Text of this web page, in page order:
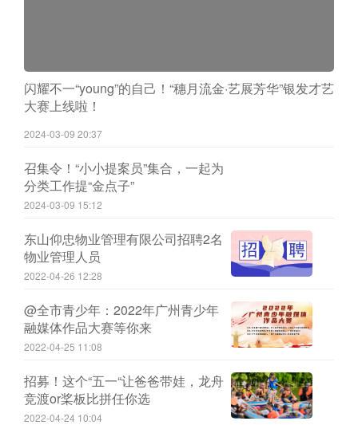
闪耀不一“young”的自己！“穗月流金·艺展芳华”银发才艺
大赛上线啦！
2024-03-09 20:37
召集令！“小小提案员”集合，一起为
分类工作提“金点子”
2024-03-09 15:12
东山仰忠物业管理有限公司招聘2名
物业管理人员
2022-04-26 12:28
@全市青少年：2022年广州青少年
融媒体作品大赛等你来
2022-04-25 11:08
招募！这个“五一“让爸爸带娃，龙舟
竞渡or桨板比拼任你选
2022-04-24 10:04